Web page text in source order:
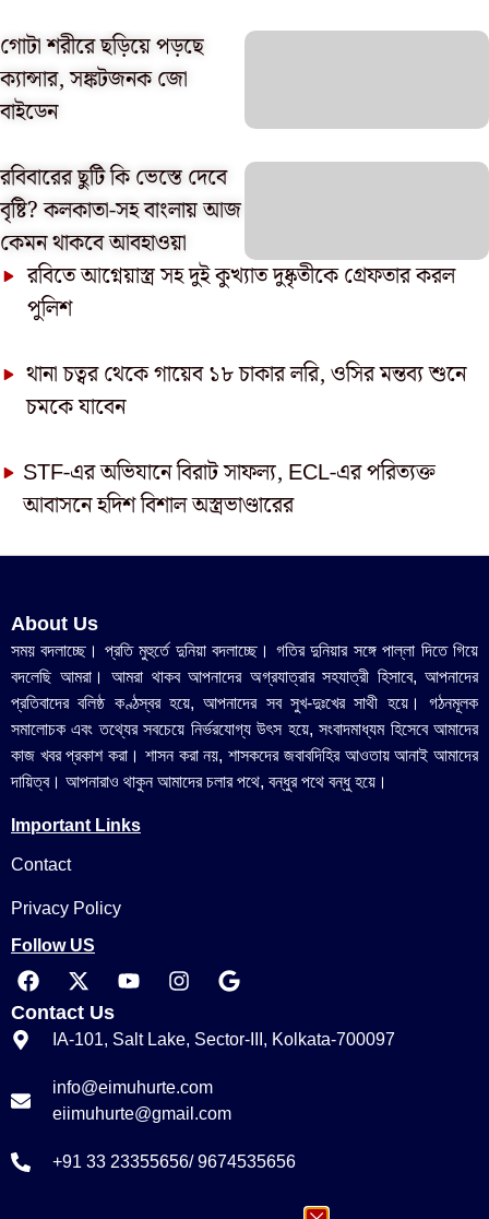
গোটা শরীরে ছড়িয়ে পড়ছে
ক্যান্সার, সঙ্কটজনক জো
বাইডেন
রবিবারের ছুটি কি ভেস্তে দেবে
বৃষ্টি? কলকাতা-সহ বাংলায় আজ
কেমন থাকবে আবহাওয়া
রবিতে আগ্নেয়াস্ত্র সহ দুই কুখ্যাত দুষ্কৃতীকে গ্রেফতার করল
পুলিশ
থানা চত্বর থেকে গায়েব ১৮ চাকার লরি, ওসির মন্তব্য শুনে
চমকে যাবেন
STF-এর অভিযানে বিরাট সাফল্য, ECL-এর পরিত্যক্ত
আবাসনে হদিশ বিশাল অস্ত্রভাণ্ডারের
About Us
সময় বদলাচ্ছে। প্রতি মুহুর্তে দুনিয়া বদলাচ্ছে। গতির দুনিয়ার সঙ্গে পাল্লা দিতে গিয়ে
বদলেছি আমরা। আমরা থাকব আপনাদের অগ্রযাত্রার সহযাত্রী হিসাবে, আপনাদের
প্রতিবাদের বলিষ্ঠ কণ্ঠস্বর হয়ে, আপনাদের সব সুখ-দুঃখের সাথী হয়ে। গঠনমূলক
সমালোচক এবং তথ্যের সবচেয়ে নির্ভরযোগ্য উ‍ৎস হয়ে, সংবাদমাধ্যম হিসেবে আমাদের
কাজ খবর প্রকাশ করা। শাসন করা নয়, শাসকদের জবাবদিহির আওতায় আনাই আমাদের
দায়িত্ব। আপনারাও থাকুন আমাদের চলার পথে, বন্ধুর পথে বন্ধু হয়ে।
Important Links
Contact
Privacy Policy
Follow US
Contact Us
IA-101, Salt Lake, Sector-III, Kolkata-700097
info@eimuhurte.com
eiimuhurte@gmail.com
+91 33 23355656/ 9674535656